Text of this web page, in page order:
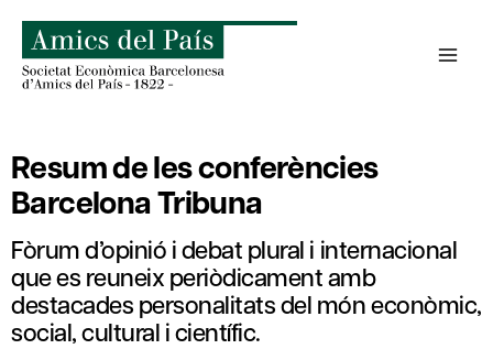
content
Resum de les conferències
Barcelona Tribuna
Fòrum d’opinió i debat plural i internacional
que es reuneix periòdicament amb
destacades personalitats del món econòmic,
social, cultural i científic.